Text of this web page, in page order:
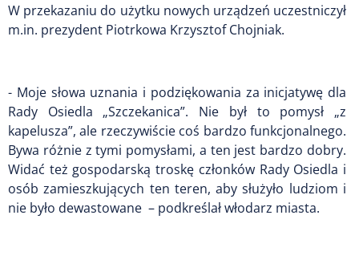
W przekazaniu do użytku nowych urządzeń uczestniczył
m.in. prezydent Piotrkowa Krzysztof Chojniak.
- Moje słowa uznania i podziękowania za inicjatywę dla
Rady Osiedla „Szczekanica”. Nie był to pomysł „z
kapelusza”, ale rzeczywiście coś bardzo funkcjonalnego.
Bywa różnie z tymi pomysłami, a ten jest bardzo dobry.
Widać też gospodarską troskę członków Rady Osiedla i
osób zamieszkujących ten teren, aby służyło ludziom i
nie było dewastowane – podkreślał włodarz miasta.